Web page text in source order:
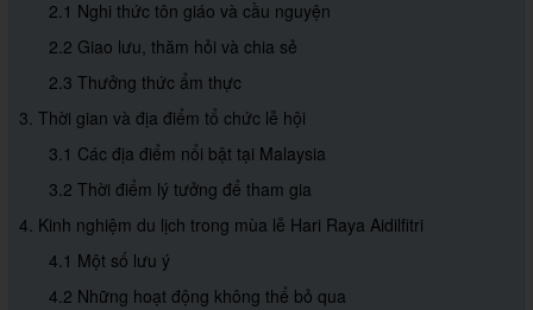
2.1 Nghi thức tôn giáo và cầu nguyện
2.2 Giao lưu, thăm hỏi và chia sẻ
2.3 Thưởng thức ẩm thực
3. Thời gian và địa điểm tổ chức lễ hội
3.1 Các địa điểm nổi bật tại Malaysia
3.2 Thời điểm lý tưởng để tham gia
4. Kinh nghiệm du lịch trong mùa lễ Hari Raya Aidilfitri
4.1 Một số lưu ý
4.2 Những hoạt động không thể bỏ qua